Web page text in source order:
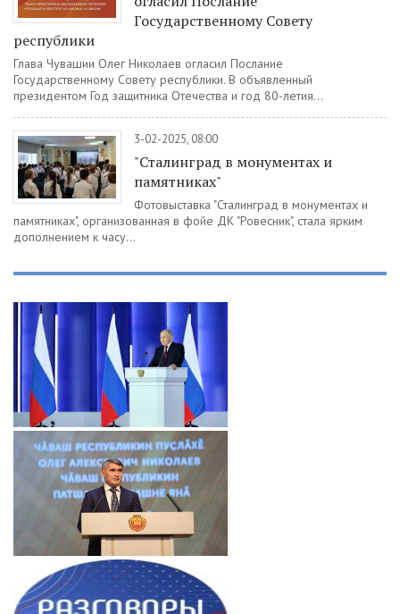
Государственному Совету
республики
Глава Чувашии Олег Николаев огласил Послание
Государственному Совету республики. В объявленный
президентом Год защитника Отечества и год 80-летия...
3-02-2025, 08:00
"Сталинград в монументах и
памятниках"
Фотовыставка "Сталинград в монументах и
памятниках", организованная в фойе ДК "Ровесник", стала ярким
дополнением к часу...